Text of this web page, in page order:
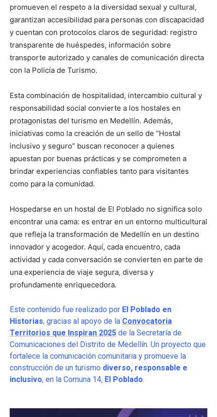
promueven el respeto a la diversidad sexual y cultural,
garantizan accesibilidad para personas con discapacidad
y cuentan con protocolos claros de seguridad: registro
transparente de huéspedes, información sobre
transporte autorizado y canales de comunicación directa
con la Policía de Turismo.
Esta combinación de hospitalidad, intercambio cultural y
responsabilidad social convierte a los hostales en
protagonistas del turismo en Medellín. Además,
iniciativas como la creación de un sello de “Hostal
inclusivo y seguro” buscan reconocer a quienes
apuestan por buenas prácticas y se comprometen a
brindar experiencias confiables tanto para visitantes
como para la comunidad.
Hospedarse en un hostal de El Poblado no significa solo
encontrar una cama: es entrar en un entorno multicultural
que refleja la transformación de Medellín en un destino
innovador y acogedor. Aquí, cada encuentro, cada
actividad y cada conversación se convierten en parte de
una experiencia de viaje segura, diversa y
profundamente enriquecedora.
Este contenido fue realizado por El Poblado en
Historias, gracias al apoyo de la Convocatoria
Territorios que Inspiran 2025 de la Secretaría de
Comunicaciones del Distrito de Medellín. Un proyecto que
fortalece la comunicación comunitaria y promueve la
construcción de un turismo diverso, responsable e
inclusivo, en la Comuna 14, El Poblado.